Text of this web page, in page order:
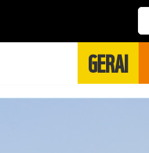
GERAI